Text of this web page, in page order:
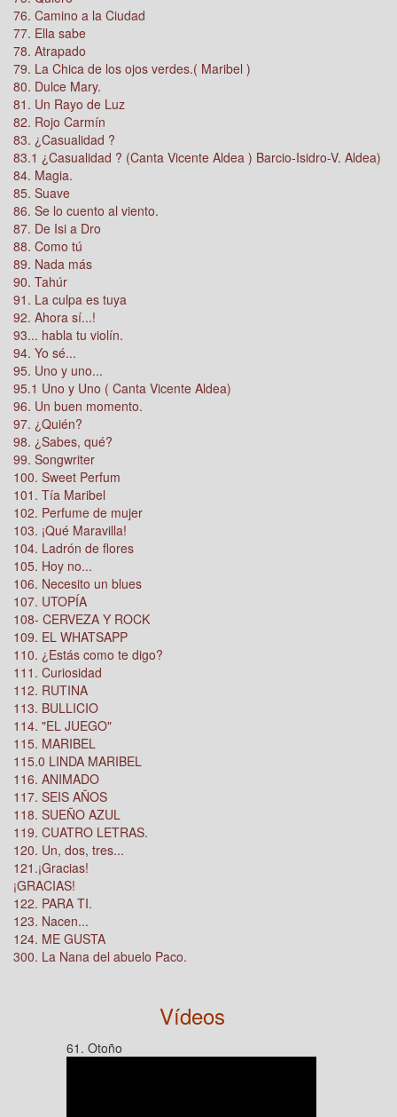
76. Camino a la Ciudad
77. Ella sabe
78. Atrapado
79. La Chica de los ojos verdes.( Maribel )
80. Dulce Mary.
81. Un Rayo de Luz
82. Rojo Carmín
83. ¿Casualidad ?
83.1 ¿Casualidad ? (Canta Vicente Aldea ) Barcio-Isidro-V. Aldea)
84. Magia.
85. Suave
86. Se lo cuento al viento.
87. De Isi a Dro
88. Como tú
89. Nada más
90. Tahúr
91. La culpa es tuya
92. Ahora sí...!
93... habla tu violín.
94. Yo sé...
95. Uno y uno...
95.1 Uno y Uno ( Canta Vicente Aldea)
96. Un buen momento.
97. ¿Quién?
98. ¿Sabes, qué?
99. Songwriter
100. Sweet Perfum
101. Tía Maribel
102. Perfume de mujer
103. ¡Qué Maravilla!
104. Ladrón de flores
105. Hoy no...
106. Necesito un blues
107. UTOPÍA
108- CERVEZA Y ROCK
109. EL WHATSAPP
110. ¿Estás como te digo?
111. Curiosidad
112. RUTINA
113. BULLICIO
114. "EL JUEGO"
115. MARIBEL
115.0 LINDA MARIBEL
116. ANIMADO
117. SEIS AÑOS
118. SUEÑO AZUL
119. CUATRO LETRAS.
120. Un, dos, tres...
121.¡Gracias!
¡GRACIAS!
122. PARA TI.
123. Nacen...
124. ME GUSTA
300. La Nana del abuelo Paco.
Vídeos
61. Otoño